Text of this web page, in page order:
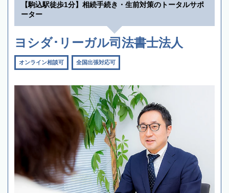
【駒込駅徒歩1分】相続手続き・生前対策のトータルサポ
ーター
ヨシダ･リーガル司法書士法人
オンライン相談可 全国出張対応可